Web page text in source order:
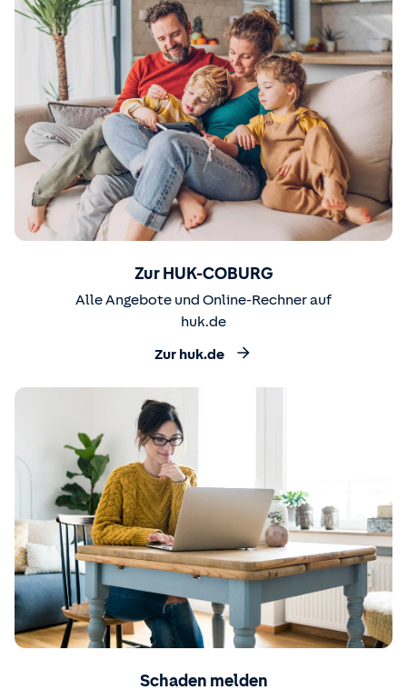
Zur HUK-COBURG
Alle Angebote und Online-Rechner auf
huk.de
Zur huk.de
Schaden melden